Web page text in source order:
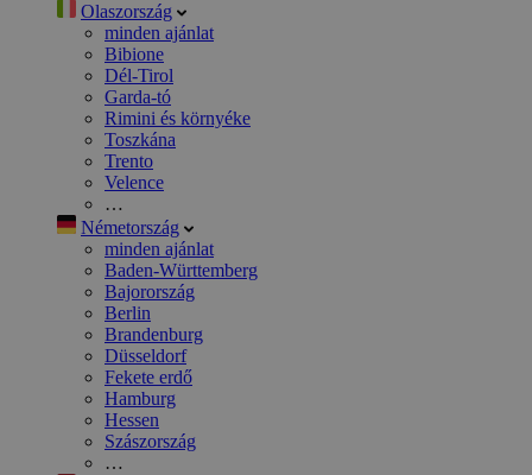
Olaszország
minden ajánlat
Bibione
Dél-Tirol
Garda-tó
Rimini és környéke
Toszkána
Trento
Velence
…
Németország
minden ajánlat
Baden-Württemberg
Bajorország
Berlin
Brandenburg
Düsseldorf
Fekete erdő
Hamburg
Hessen
Szászország
…